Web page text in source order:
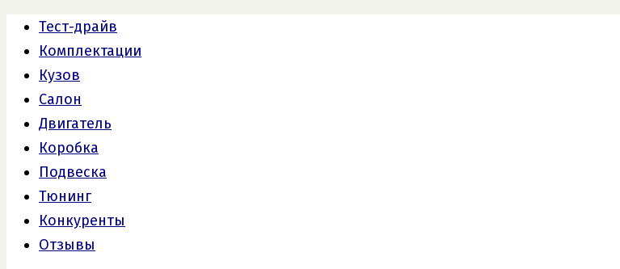
Тест-драйв
Комплектации
Кузов
Салон
Двигатель
Коробка
Подвеска
Тюнинг
Конкуренты
Отзывы